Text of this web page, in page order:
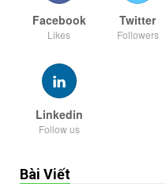
Facebook
Likes
Twitter
Followers
Linkedin
Follow us
Bài Viết